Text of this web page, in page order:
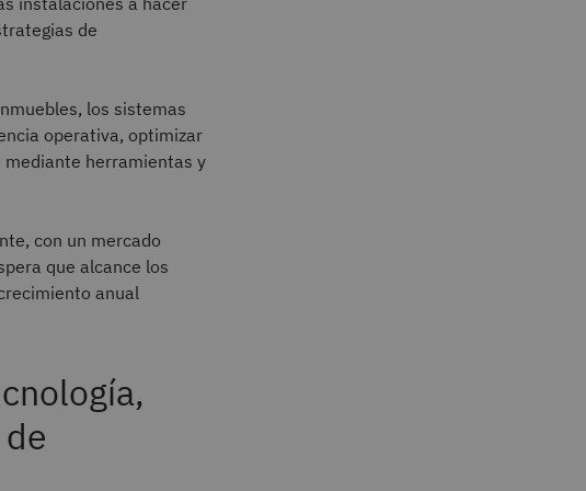
de
los sistemas
operativa, optimizar
herramientas y
con un mercado
que alcance los
anual